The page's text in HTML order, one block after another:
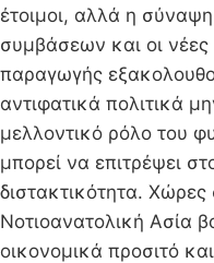
έτοιμοι, αλλά η
συμβάσεων και οι νέες
παραγωγής
αντιφατικά πολιτικά
μελλοντικό ρόλο του
μπορεί να επιτρέψει
διστακτικότητα.
Νοτιοανατολική Ασία
οικονομικά προσιτό